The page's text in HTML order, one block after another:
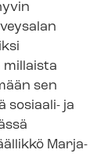
millaista
sen
sosiaali- ja
Marja-